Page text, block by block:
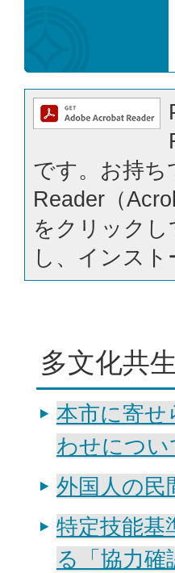
です。お持ち
Reader（
をクリック
し、インス
多文化共生
本市に寄せ
わせについ
外国人の民
特定技能基
る「協力